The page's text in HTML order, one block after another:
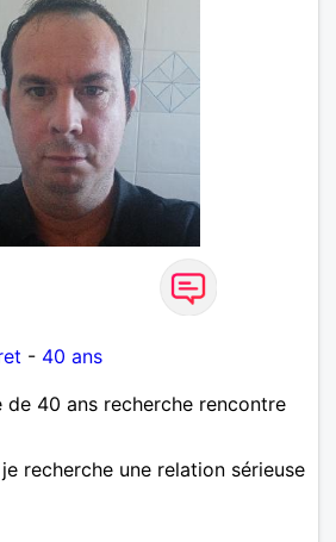
- 40 ans
de 40 ans recherche rencontre
recherche une relation sérieuse